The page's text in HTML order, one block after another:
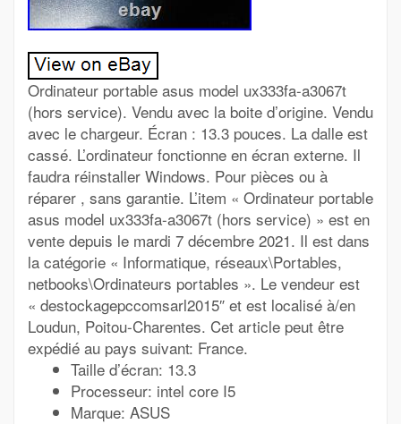
Ordinateur portable asus model ux333fa-a3067t
(hors service). Vendu avec la boite d’origine. Vendu
avec le chargeur. Écran : 13.3 pouces. La dalle est
cassé. L’ordinateur fonctionne en écran externe. Il
faudra réinstaller Windows. Pour pièces ou à
réparer , sans garantie. L’item « Ordinateur portable
asus model ux333fa-a3067t (hors service) » est en
vente depuis le mardi 7 décembre 2021. Il est dans
la catégorie « Informatique, réseaux\Portables,
netbooks\Ordinateurs portables ». Le vendeur est
« destockagepccomsarl2015″ et est localisé à/en
Loudun, Poitou-Charentes. Cet article peut être
expédié au pays suivant: France.
Taille d’écran: 13.3
Processeur: intel core I5
Marque: ASUS